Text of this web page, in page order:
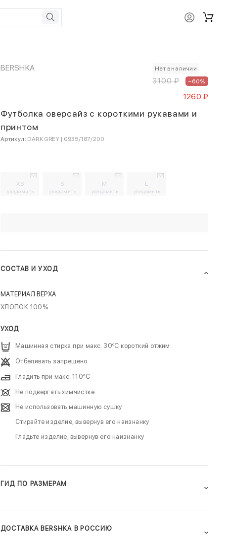
BERSHKA Нет в наличии
3100 ₽ –60%
1260 ₽
Футболка оверсайз с короткими рукавами и
принтом
Артикул: DARK GREY | 0935/187/200
XS
уведомить
S
уведомить
M
уведомить
L
уведомить
СОСТАВ И УХОД
МАТЕРИАЛ ВЕРХА
ХЛОПОК 100%.
УХОД
Машинная стирка при макс. 30ºC короткий отжим
Отбеливать запрещено
Гладить при макс. 110ºC
Не подвергать химчистке
Не использовать машинную сушку
Стирайте изделие, вывернув его наизнанку
Гладьте изделие, вывернув его наизнанку
ГИД ПО РАЗМЕРАМ
ДОСТАВКА BERSHKA В РОССИЮ